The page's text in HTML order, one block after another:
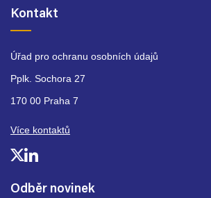
Odběr novinek
Kontakt
Úřad pro ochranu osobních údajů
Pplk. Sochora 27
170 00 Praha 7
Více kontaktů